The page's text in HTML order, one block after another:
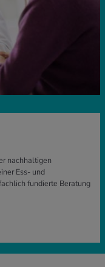
nachhaltigen
Ess- und
fundierte Beratung